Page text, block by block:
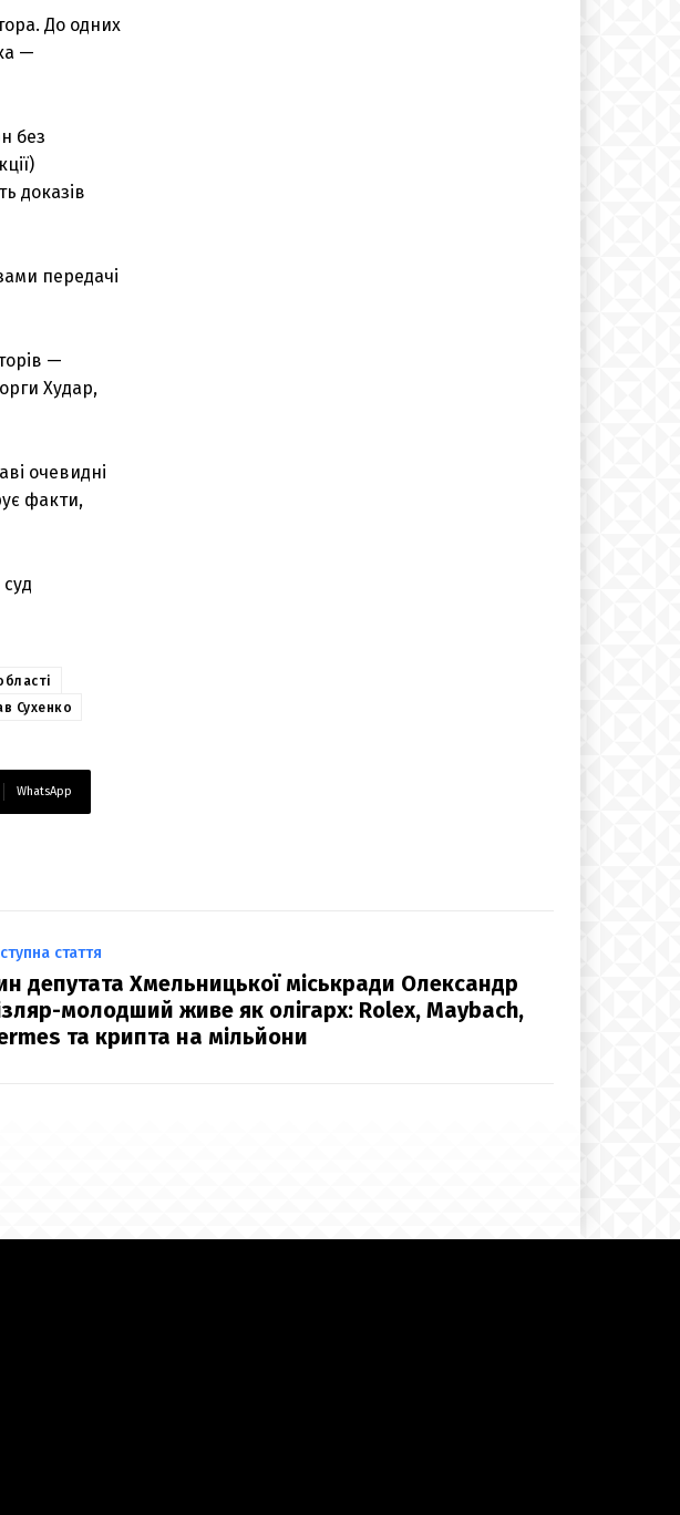
До одних
—
без
доказів
передачі
—
Худар,
очевидні
факти,
Сухенко
WhatsApp
стаття
депутата Хмельницької міськради Олександр
молодший живе як олігарх: Rolex, Maybach,
та крипта на мільйони